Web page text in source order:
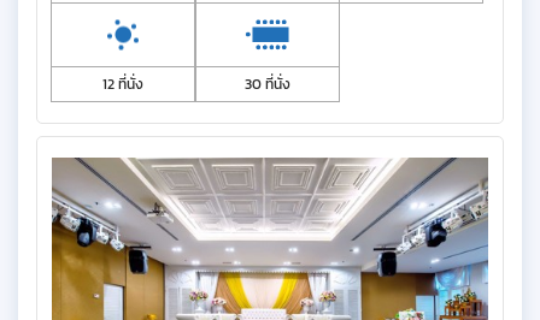
12 ที่นั่ง 30 ที่นั่ง